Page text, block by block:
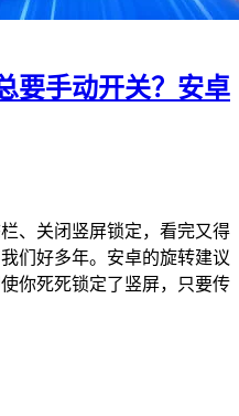
要手动开关？安卓
、关闭竖屏锁定，看完又得
们好多年。安卓的旋转建议
你死死锁定了竖屏，只要传